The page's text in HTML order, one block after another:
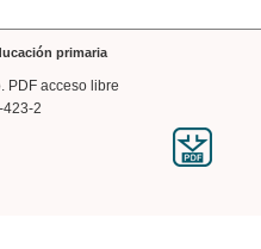
primaria
PDF acceso libre
423-2